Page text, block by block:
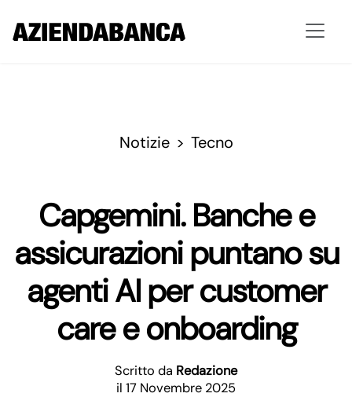
Notizie Tecno
Capgemini. Banche e
assicurazioni puntano su
agenti AI per customer
care e onboarding
Scritto da Redazione
il 17 Novembre 2025